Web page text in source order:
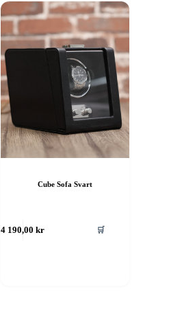
Cube Sofa Svart
4 190,00kr 🛒